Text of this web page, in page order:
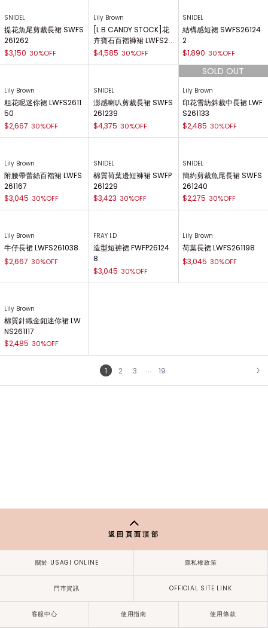
SNIDEL
提花魚尾剪裁長裙 SWFS
261262
$3,150 30%OFF
Lily Brown
[L.B CANDY STOCK]花
卉寶石百褶褲裙 LWFS26
1804
$4,585 30%OFF
SNIDEL
結構感短裙 SWFS26124
2
$1,890 30%OFF
Lily Brown
粗花呢迷你裙 LWFS2611
50
$2,667 30%OFF
SNIDEL
澎感喇叭剪裁長裙 SWFS
261239
$4,375 30%OFF
Lily Brown
印花雪紡斜裁中長裙 LWF
S261133
$2,485 30%OFF
Lily Brown
附腰帶蕾絲百褶裙 LWFS
261167
$3,045 30%OFF
SNIDEL
棉質荷葉邊短褲裙 SWFP
261229
$3,423 30%OFF
SNIDEL
簡約剪裁魚尾長裙 SWFS
261240
$2,275 30%OFF
Lily Brown
牛仔長裙 LWFS261038
$2,667 30%OFF
FRAY I.D
造型短褲裙 FWFP26124
8
$3,045 30%OFF
Lily Brown
荷葉長裙 LWFS261198
$3,045 30%OFF
Lily Brown
棉質針織金釦迷你裙 LW
NS261117
$2,485 30%OFF
1 2 3 ...
19
返回頁面頂部
關於 USAGI ONLINE 隱私權政策
門市資訊 OFFICIAL SITE LINK
客服中心 使用指南 使用條款